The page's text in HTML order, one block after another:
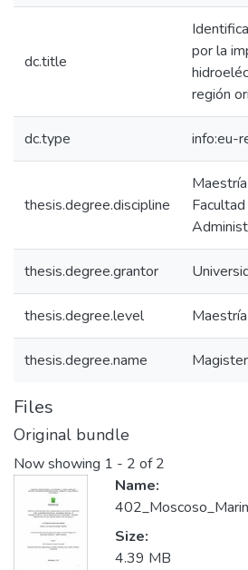
dc.title
por la
región
dc.type info:eu-
thesis.degree.discipline
thesis.degree.grantor
thesis.degree.level Maestría
thesis.degree.name
Files
Original bundle
Now showing 1 - 2 of 2
Name:
Size:
4.39 MB